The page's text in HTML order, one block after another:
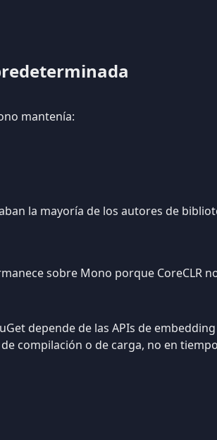
mantenía:
la mayoría de los autores de
sobre Mono porque CoreCLR
depende de las APIs de
compilación o de carga, no en